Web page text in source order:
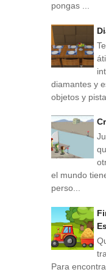
pongas ...
diamantes y
objetos y
el mundo
perso...
Para